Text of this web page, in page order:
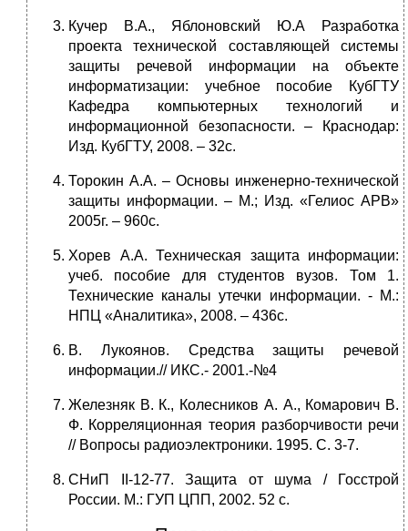
Кучер В.А., Яблоновский Ю.А Разработка
проекта технической составляющей системы
защиты речевой информации на объекте
информатизации: учебное пособие КубГТУ
Кафедра компьютерных технологий и
информационной безопасности. – Краснодар:
Изд. КубГТУ, 2008. – 32с.
Торокин А.А. – Основы инженерно-технической
защиты информации. – М.; Изд. «Гелиос АРВ»
2005г. – 960с.
Хорев А.А. Техническая защита информации:
учеб. пособие для студентов вузов. Том 1.
Технические каналы утечки информации. - М.:
НПЦ «Аналитика», 2008. – 436с.
В. Лукоянов. Средства защиты речевой
информации.// ИКС.- 2001.-№4
Железняк В. К., Колесников А. А., Комарович В.
Ф. Корреляционная теория разборчивости речи
// Вопросы радиоэлектроники. 1995. С. 3-7.
СНиП II-12-77. Защита от шума / Госстрой
России. М.: ГУП ЦПП, 2002. 52 с.